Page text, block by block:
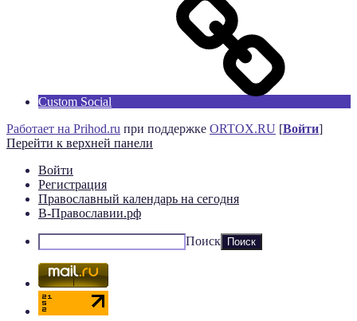
Custom Social
Работает на Prihod.ru при поддержке ORTOX.RU [Войти]
Перейти к верхней панели
Войти
Регистрация
Православный календарь на сегодня
В-Православии.рф
Поиск